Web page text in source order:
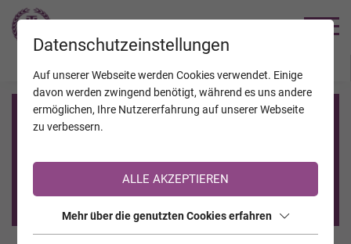
Registrierung auf TrauerHilfe.it
Sie sind noch nicht auf TrauerHilfe.it registriert?
>> zur kostenlosen Registrierung <<
Datenschutzeinstellungen
Auf unserer Webseite werden Cookies verwendet. Einige
davon werden zwingend benötigt, während es uns andere
ermöglichen, Ihre Nutzererfahrung auf unserer Webseite
zu verbessern.
ALLE AKZEPTIEREN
Mehr über die genutzten Cookies erfahren
JAHRESTAGE KALENDER VERSTORBENE